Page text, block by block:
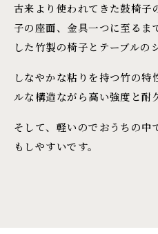
古来より使われてきた鼓椅子
子の座面、金具一つに至るま
した竹製の椅子とテーブルの
しなやかな粘りを持つ竹の
ルな構造ながら高い強度と耐
そして、軽いのでおうちの中
もしやすいです。